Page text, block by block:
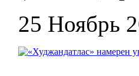
25 Ноябрь